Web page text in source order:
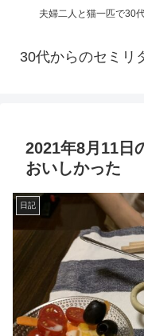
夫婦二人と猫一匹で30
30代からのセミ
2021年8月11
おいしかった
日記